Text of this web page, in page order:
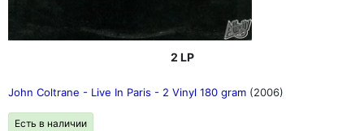
2 LP
John Coltrane - Live In Paris - 2 Vinyl 180 gram (2006)
Есть в наличии